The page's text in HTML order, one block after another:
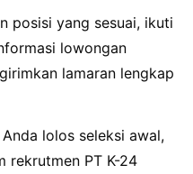
posisi yang sesuai, ikuti
lowongan
lamaran lengkap
lolos seleksi awal,
rekrutmen PT K-24